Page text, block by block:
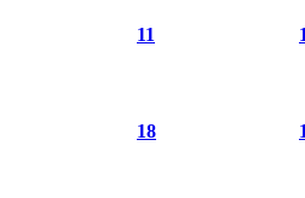
11
18